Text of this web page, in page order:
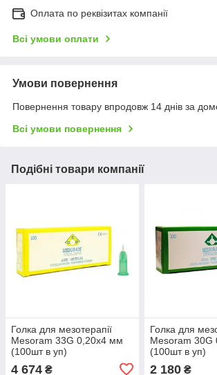
Оплата по реквізитах компанії
Всі умови оплати
Умови повернення
Повернення товару впродовж 14 днів за
Всі умови повернення
Подібні товари компанії
Голка для мезотерапії
Mesoram 33G 0,20х4 мм
(100шт в уп)
4 674 ₴
Голка для
Mesoram 30G
(100шт в уп)
2 180₴